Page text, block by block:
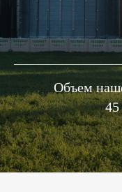
Объем
45